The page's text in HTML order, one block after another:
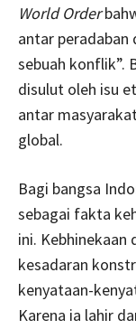
World Order
antar peradaban
sebuah konflik”.
disulut oleh isu
antar
global.
Bagi bangsa
sebagai fakta
ini. Kebhinekaan
kesadaran
kenyataan-
Karena ia lahir